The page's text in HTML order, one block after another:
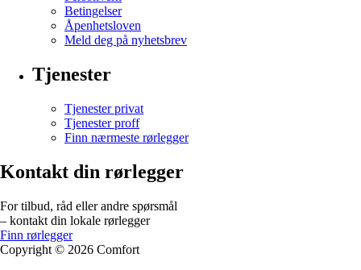
Betingelser
Åpenhetsloven
Meld deg på nyhetsbrev
Tjenester
Tjenester privat
Tjenester proff
Finn nærmeste rørlegger
Kontakt din rørlegger
For tilbud, råd eller andre spørsmål
– kontakt din lokale rørlegger
Finn rørlegger
Copyright © 2026 Comfort